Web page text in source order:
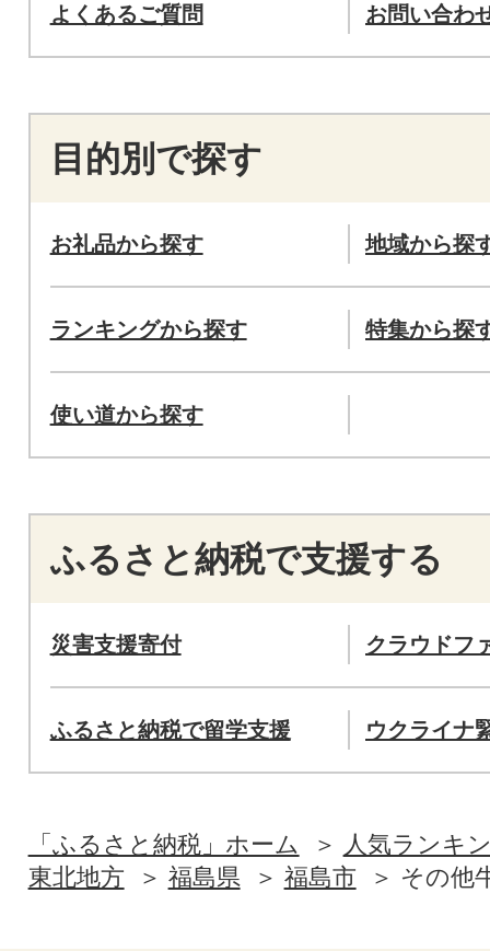
よくあるご質問 お問い合わ
目的別で探す
お礼品から探す 地域から探
ランキングから探す 特集から探
使い道から探す
ふるさと納税で支援する
災害支援寄付 クラウドフ
ふるさと納税で留学支援 ウクライナ
「ふるさと納税」ホーム
人気ランキ
東北地方
福島県 福島市 その他